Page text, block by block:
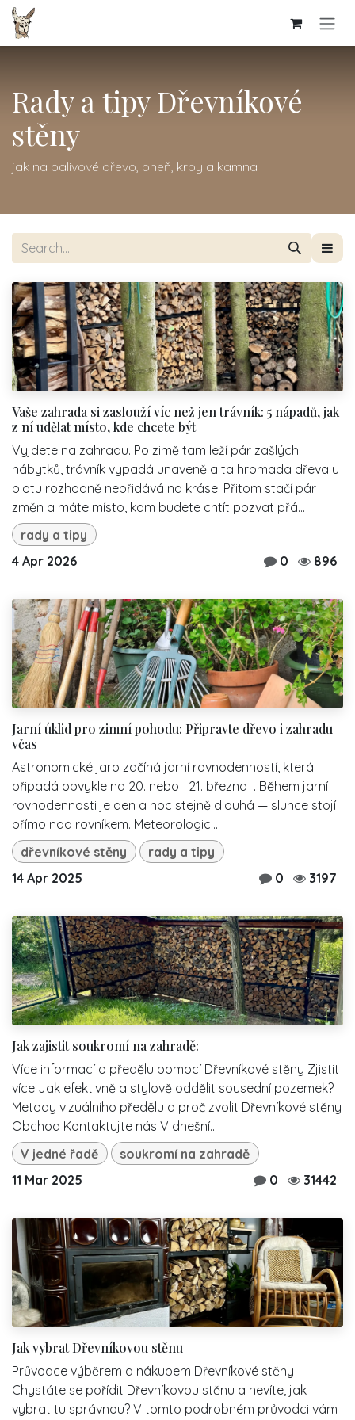
Skip to Content
Rady a tipy Dřevníkové
stěny
jak na palivové dřevo, oheň, krby a kamna
Vaše zahrada si zaslouží víc než jen trávník: 5 nápadů, jak
z ní udělat místo, kde chcete být
Vyjdete na zahradu. Po zimě tam leží pár zašlých
nábytků, trávník vypadá unaveně a ta hromada dřeva u
plotu rozhodně nepřidává na kráse. Přitom stačí pár
změn a máte místo, kam budete chtít pozvat přá...
rady a tipy
4 Apr 2026
0 896
Jarní úklid pro zimní pohodu: Připravte dřevo i zahradu
včas
Astronomické jaro začíná jarní rovnodenností, která
připadá obvykle na 20. nebo 21. března . Během jarní
rovnodennosti je den a noc stejně dlouhá — slunce stojí
přímo nad rovníkem. Meteorologic...
dřevníkové stěny
rady a tipy
14 Apr 2025
0 3197
Jak zajistit soukromí na zahradě:
Více informací o předělu pomocí Dřevníkové stěny Zjistit
více Jak efektivně a stylově oddělit sousední pozemek?
Metody vizuálního předělu a proč zvolit Dřevníkové stěny
Obchod Kontaktujte nás V dnešní...
V jedné řadě
soukromí na zahradě
11 Mar 2025
0 31442
Jak vybrat Dřevníkovou stěnu
Průvodce výběrem a nákupem Dřevníkové stěny
Chystáte se pořídit Dřevníkovou stěnu a nevíte, jak
vybrat tu správnou? V tomto podrobném průvodci vám